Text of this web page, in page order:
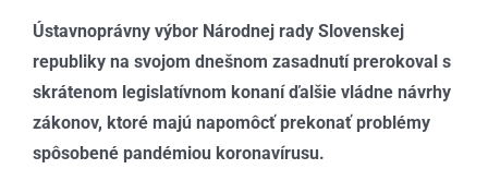
Ústavnoprávny výbor Národnej rady Slovenskej
republiky na svojom dnešnom zasadnutí prerokoval s
skrátenom legislatívnom konaní ďalšie vládne návrhy
zákonov, ktoré majú napomôcť prekonať problémy
spôsobené pandémiou koronavírusu.